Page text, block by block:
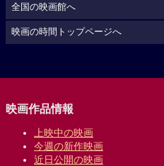
全国の映画館へ
映画の時間トップページへ
映画作品情報
上映中の映画
今週の新作映画
近日公開の映画